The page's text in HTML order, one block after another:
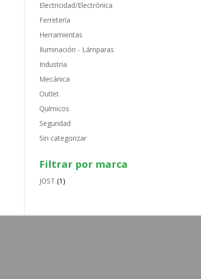
Electricidad/Electrónica
Ferretería
Herramientas
Iluminación - Lámparas
Industria
Mecánica
Outlet
Químicos
Seguridad
Sin categorizar
Filtrar por marca
JOST (1)